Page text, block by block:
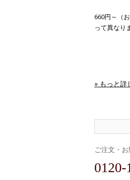
660円～（
って異なり
» もっと詳
ご注文・
0120-